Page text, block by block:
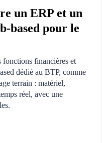
un ERP et un
based pour le
financières et
dédié au BTP, comme
terrain : matériel,
réel, avec une